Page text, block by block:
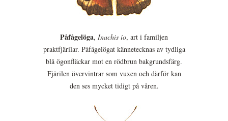
Påfågelöga, Inachis io, art i familjen
praktfjärilar. Påfågelögat kännetecknas av tydliga
blå ögonfläckar mot en rödbrun bakgrundsfärg.
Fjärilen övervintrar som vuxen och därför kan
den ses mycket tidigt på våren.